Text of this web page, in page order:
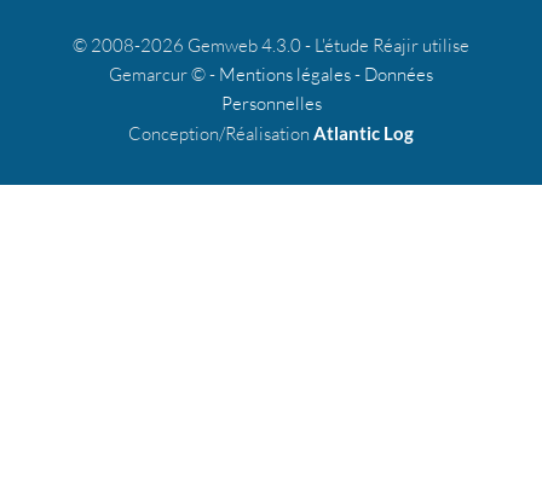
© 2008-2026 Gemweb 4.3.0 - L'étude Réajir utilise
Gemarcur © - Mentions légales- Données
Personnelles
Conception/Réalisation Atlantic Log